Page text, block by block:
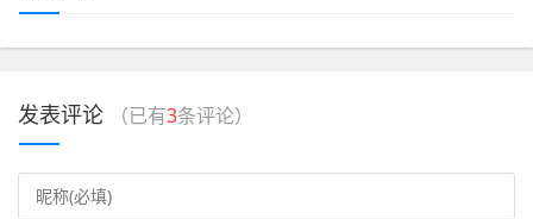
发表评论 （已有3条评论）